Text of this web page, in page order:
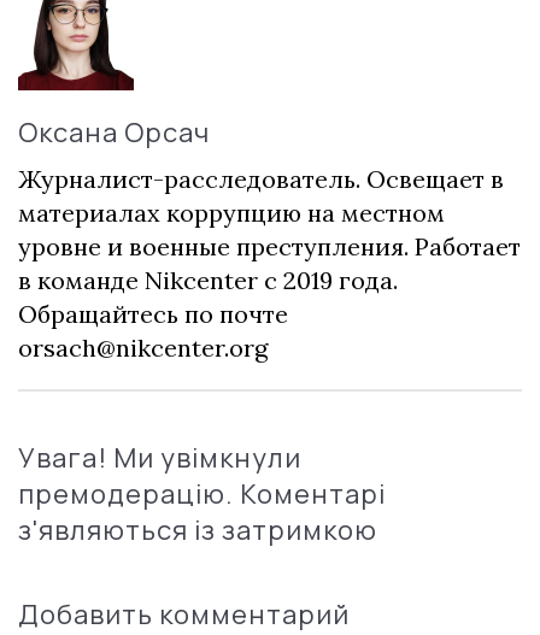
Оксана Орсач
Журналист-расследователь. Освещает в
материалах коррупцию на местном
уровне и военные преступления. Работает
в команде Nikcenter с 2019 года.
Обращайтесь по почте
orsach@nikcenter.org
Увага! Ми увімкнули
премодерацію. Коментарі
з'являються із затримкою
Добавить комментарий